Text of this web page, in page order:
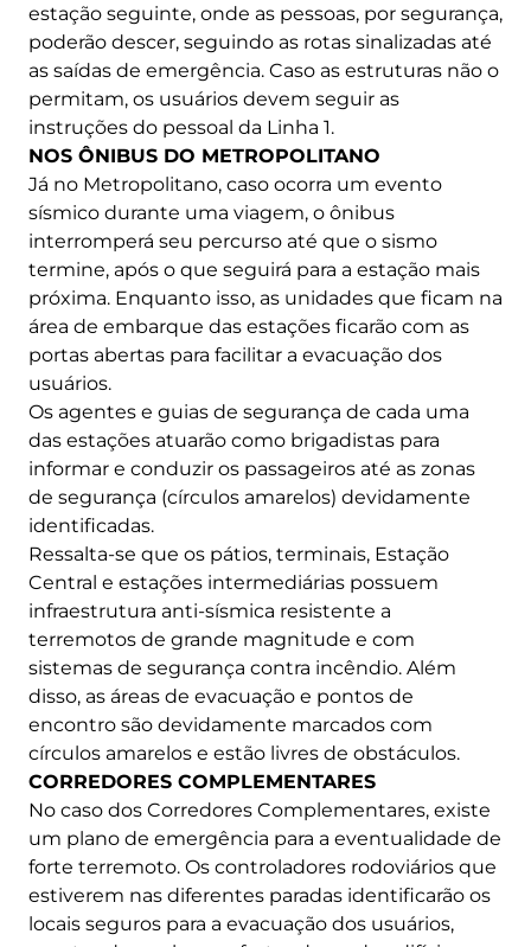
estação seguinte, onde as pessoas, por segurança,
poderão descer, seguindo as rotas sinalizadas até
as saídas de emergência. Caso as estruturas não o
permitam, os usuários devem seguir as
instruções do pessoal da Linha 1.
NOS ÔNIBUS DO METROPOLITANO
Já no Metropolitano, caso ocorra um evento
sísmico durante uma viagem, o ônibus
interromperá seu percurso até que o sismo
termine, após o que seguirá para a estação mais
próxima. Enquanto isso, as unidades que ficam na
área de embarque das estações ficarão com as
portas abertas para facilitar a evacuação dos
usuários.
Os agentes e guias de segurança de cada uma
das estações atuarão como brigadistas para
informar e conduzir os passageiros até as zonas
de segurança (círculos amarelos) devidamente
identificadas.
Ressalta-se que os pátios, terminais, Estação
Central e estações intermediárias possuem
infraestrutura anti-sísmica resistente a
terremotos de grande magnitude e com
sistemas de segurança contra incêndio. Além
disso, as áreas de evacuação e pontos de
encontro são devidamente marcados com
círculos amarelos e estão livres de obstáculos.
CORREDORES COMPLEMENTARES
No caso dos Corredores Complementares, existe
um plano de emergência para a eventualidade de
forte terremoto. Os controladores rodoviários que
estiverem nas diferentes paradas identificarão os
locais seguros para a evacuação dos usuários,